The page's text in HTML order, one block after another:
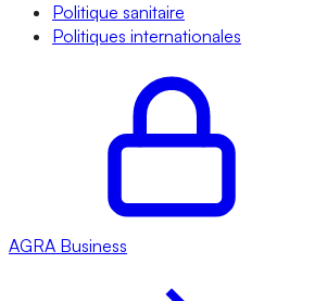
Politique sanitaire
Politiques internationales
AGRA Business